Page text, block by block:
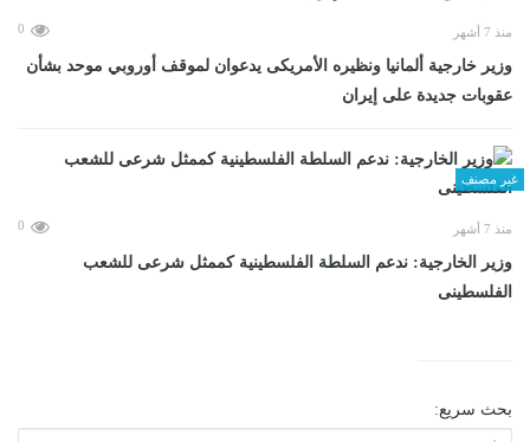
منذ 7 أشهر 0
وزير خارجية ألمانيا ونظيره الأمريكى يدعوان لموقف أوروبي موحد بشأن
عقوبات جديدة على إيران
غير مصنف
منذ 7 أشهر 0
وزير الخارجية: ندعم السلطة الفلسطينية كممثل شرعى للشعب
الفلسطينى
بحث سريع: